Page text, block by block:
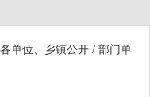
各单位、乡镇公开 / 部门单